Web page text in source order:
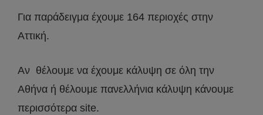
Για παράδειγμα έχουμε 164 περιοχές στην
Αττική.
Αν θέλουμε να έχουμε κάλυψη σε όλη την
Αθήνα ή θέλουμε πανελλήνια κάλυψη κάνουμε
περισσότερα site.